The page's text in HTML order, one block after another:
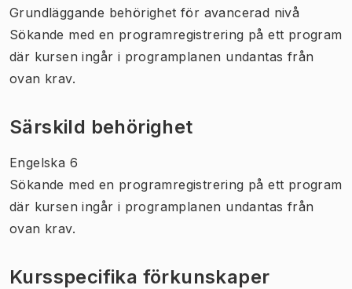
Grundläggande behörighet för avancerad nivå
Sökande med en programregistrering på ett program
där kursen ingår i programplanen undantas från
ovan krav.
Särskild behörighet
Engelska 6
Sökande med en programregistrering på ett program
där kursen ingår i programplanen undantas från
ovan krav.
Kursspecifika förkunskaper